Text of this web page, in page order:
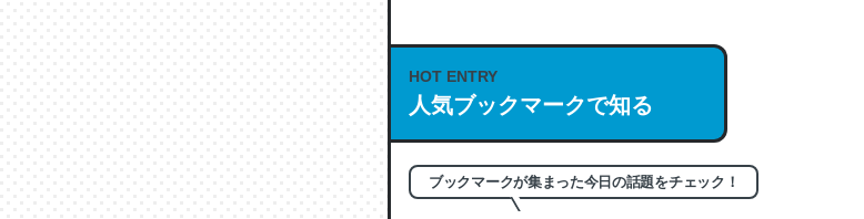
これは良記事。32768トークンだと英語小説100ページ分く
の伏線」は回収されないけど、短期記憶というには多い分量
HOT ENTRY
人気ブックマークで知る
ブックマークが集まった今日の話題をチェック！